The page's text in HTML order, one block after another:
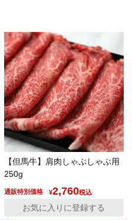
【但馬牛】肩肉しゃぶしゃぶ用
250g
通販特別価格 ¥2,760税込
お気に入りに登録する